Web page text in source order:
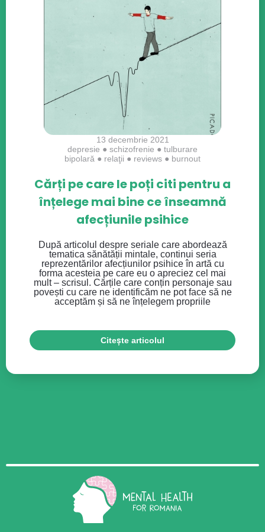
13 decembrie 2021
depresie ● schizofrenie ● tulburare
bipolară ● relaţii ● reviews ● burnout
Cărți pe care le poți citi pentru a
înțelege mai bine ce înseamnă
afecțiunile psihice
După articolul despre seriale care abordează
tematica sănătății mintale, continui seria
reprezentărilor afecțiunilor psihice în artă cu
forma acesteia pe care eu o apreciez cel mai
mult – scrisul. Cărțile care conțin personaje sau
povești cu care ne identificăm ne pot face să ne
acceptăm și să ne înțelegem propriile
Citește articolul